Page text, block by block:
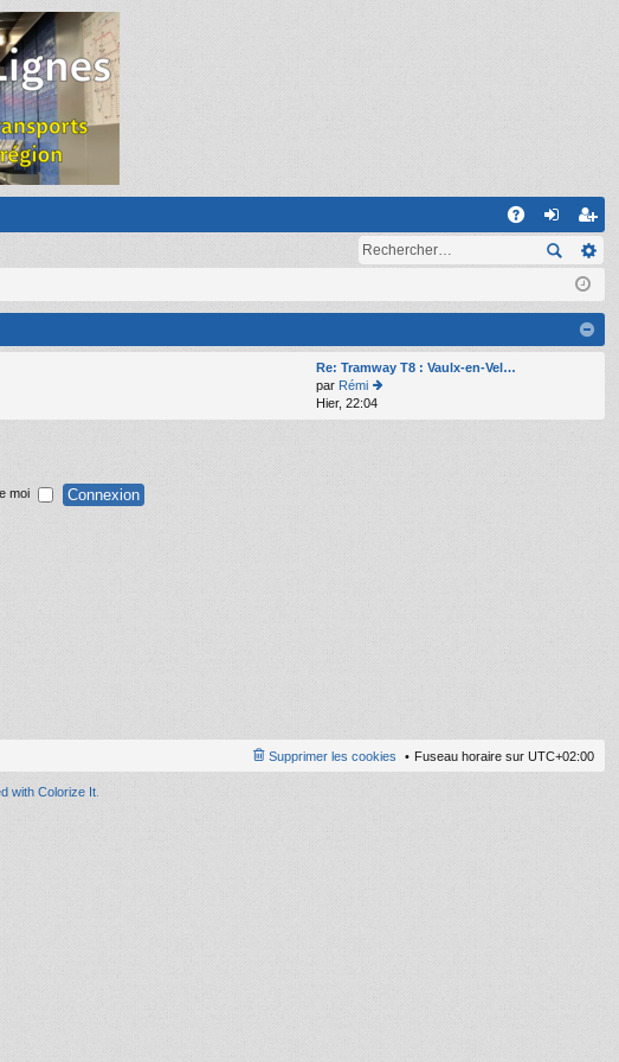
on
on
ns
cri
pti
on
Re: Tramway T8 : Vaulx-en-Vel…
par Rémi
o
n
Hier, 22:04
moi
Fuseau horaire sur UTC+02:00
Supprimer les cookies
with Colorize It